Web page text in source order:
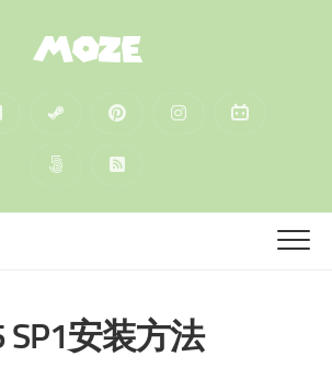
MOZE
SP1安装方法